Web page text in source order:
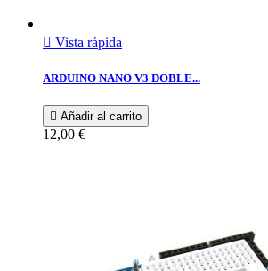
 Vista rápida
ARDUINO NANO V3 DOBLE...
 Añadir al carrito
12,00 €